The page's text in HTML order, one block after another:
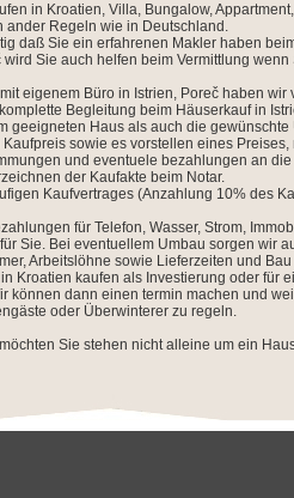
in Kroatien, Villa, Bungalow,
ander Regeln wie in Deutschland.
daß Sie ein erfahrenen Makler haben
wird Sie auch helfen beim Vermittlung
eigenem Büro in Istrien, Poreč haben wir
Begleitung beim Häuserkauf in
geeigneten Haus als auch die gewünschte
Kaufpreis sowie es vorstellen eines
und eventuele bezahlungen an
der Kaufakte beim Notar.
Kaufvertrages (Anzahlung 10% des
für Telefon, Wasser, Strom,
Sie. Bei eventuellem Umbau sorgen wir
Arbeitslöhne sowie Lieferzeiten und
Kroatien kaufen als Investierung oder für
können dann einen termin machen und
oder Überwinterer zu regeln.
Sie stehen nicht alleine um ein